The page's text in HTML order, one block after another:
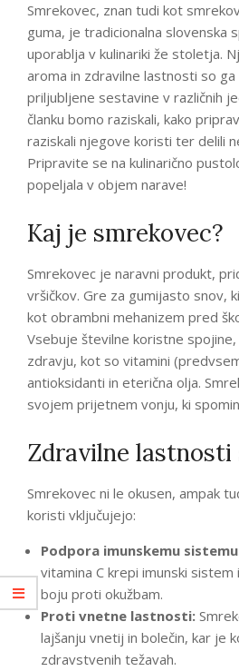
Smrekovec, znan tudi kot
guma, je tradicionalna slovenska
uporablja v kulinariki že stoletja.
aroma in zdravilne lastnosti so
priljubljene sestavine v različnih
članku bomo raziskali, kako
raziskali njegove koristi ter delili
Pripravite se na kulinarično
popeljala v objem narave!
Kaj je smrekovec?
Smrekovec je naravni produkt,
vršičkov. Gre za gumijasto snov,
kot obrambni mehanizem pred
Vsebuje številne koristne
zdravju, kot so vitamini
antioksidanti in eterična olja.
svojem prijetnem vonju, ki
Zdravilne lastnosti
Smrekovec ni le okusen, ampak
koristi vključujejo:
Podpora imunskemu
vitamina C krepi imunski
boju proti okužbam.
Proti vnetne lastnosti:
lajšanju vnetij in bolečin, kar je
zdravstvenih težavah.